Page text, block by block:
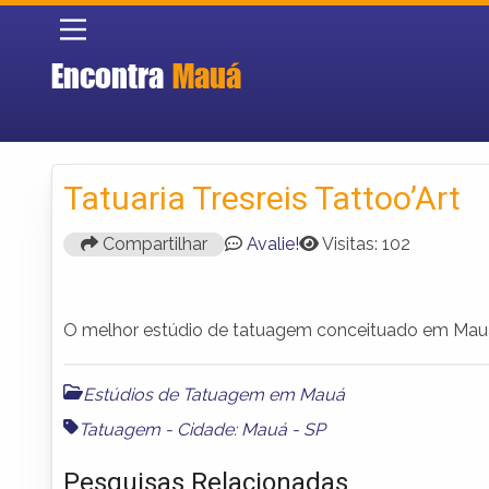
Encontra Mauá
Tatuaria Tresreis Tattoo’Art
Compartilhar Avalie! Visitas: 102
O melhor estúdio de tatuagem conceituado em
Estúdios de Tatuagem em Mauá
Tatuagem - Cidade: Mauá - SP
Pesquisas Relacionadas